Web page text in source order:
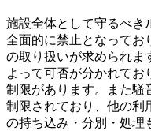
施設全体として守るべき
全面的に禁止となってお
の取り扱いが求められま
よって可否が分かれてお
制限があります。また騒
制限されており、他の利
の持ち込み・分別・処理